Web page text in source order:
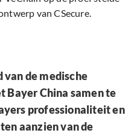
van CSecure.
van de medische
Bayer China samen te
professionaliteit en
aanzien van de